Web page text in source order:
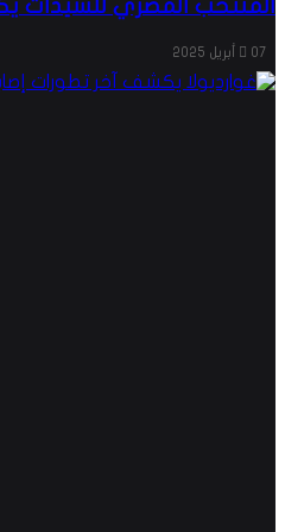
المنتخب المصري للسيدات
07 أبريل 2025